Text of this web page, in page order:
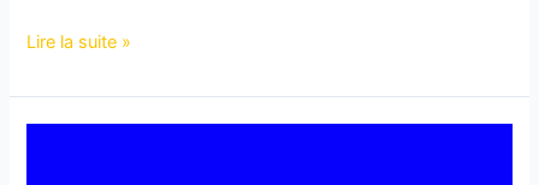
Lire la suite »